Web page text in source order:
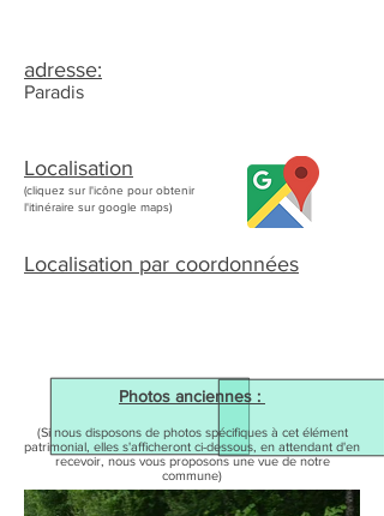
adresse:
Paradis
Localisation
(cliquez sur l'icône pour obtenir
l'itinéraire sur google maps)
Localisation par coordonnées
Photos anciennes :
(Si nous disposons de photos spécifiques à cet élément
patrimonial, elles s'afficheront ci-dessous, en attendant d'en
recevoir, nous vous proposons une vue de notre
commune)